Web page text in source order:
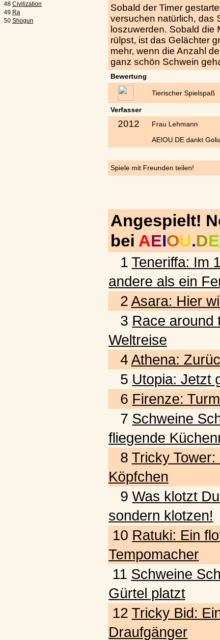
48 Civilization
49 Ra
50 Shogun
Sobald der Timer
versuchen natürlich, das
loszuwerden. Sobald die
rülpst, ist das Gelächter
mehr, wenn die Anzahl
ganz schön Schwein
Bewertung
Tierischer Spielspaß
Verfasser
2012
Frau Lehmann
AEIOU.DE dankt
Spiele mit Freunden teilen!
Angespielt!
bei AEIOU.DE
1 Teneriffa: Im
andere als ein
2 Asara: Hier
3 Race around
Weltreise
4Athena:
5 Utopia: Jetzt
6 Firenze:
7 Schweine
fliegende
8 Tricky
Köpfchen
9 Was klotzt
sondern klotzen!
10 Ratuki: Ein
Tempomacher
11 Schweine
Gürtel platzt
12 Tricky Bid:
Draufgänger